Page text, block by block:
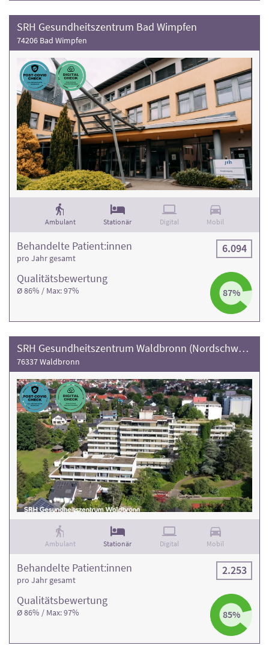
SRH Gesundheitszentrum Bad Wimpfen
74206 Bad Wimpfen
Ambulant Stationär Digital Mobil
Qualitäts­bewertung
Ø 86% / Max: 97% 87%
Behandelte Patient:innen
pro Jahr gesamt
6.094
SRH Gesundheitszentrum Waldbronn (Nordschwarzwald)
76337 Waldbronn
Ambulant Stationär Digital Mobil
Qualitäts­bewertung
Ø 86% / Max: 97% 85%
Behandelte Patient:innen
pro Jahr gesamt
2.253